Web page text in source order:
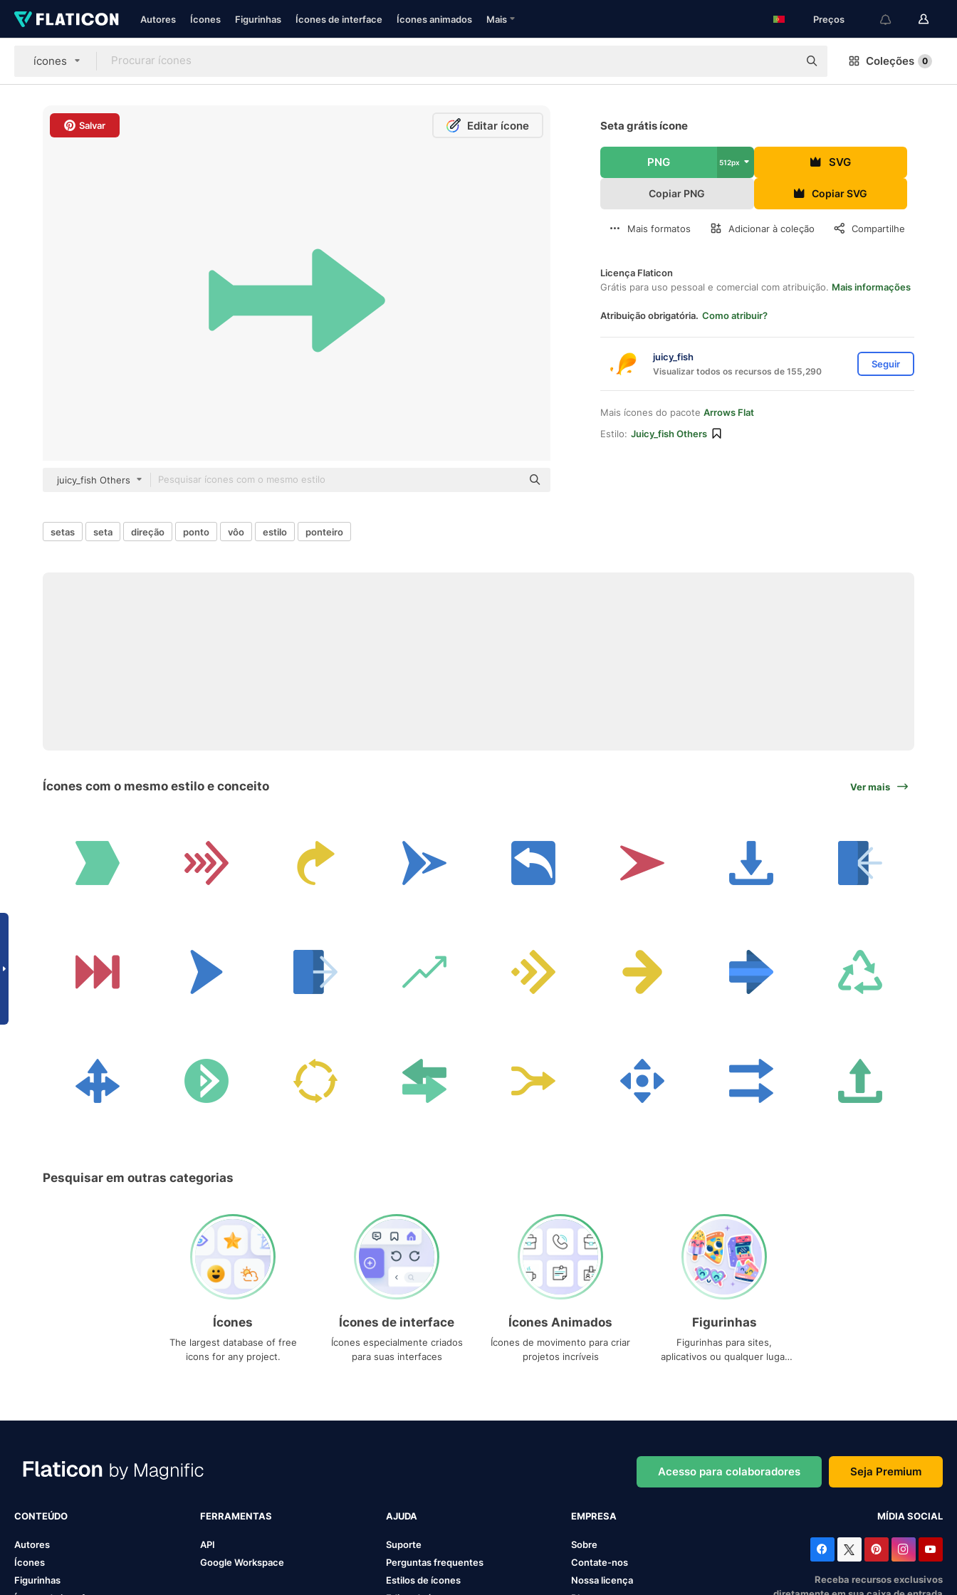
Autores Ícones Figurinhas Ícones de interface Ícones animados Mais Preços
ícones Coleções 0
Salvar Editar ícone
juicy_fish Others
Seta grátis ícone
PNG 512px SVG
Copiar PNG Copiar SVG
Mais formatos Adicionar à coleção Compartilhe
Licença Flaticon
Grátis para uso pessoal e comercial com atribuição. Mais informações
Atribuição obrigatória. Como atribuir?
juicy_fish
Visualizar todos os recursos de 155,290
Seguir
Mais ícones do pacote Arrows Flat
Estilo: Juicy_fish Others
setas seta direção ponto vôo estilo ponteiro
Ícones com o mesmo estilo e conceito Ver mais
Pesquisar em outras categorias
Ícones
The largest database of free
icons for any project.
Ícones de interface
Ícones especialmente criados
para suas interfaces
Ícones Animados
Ícones de movimento para criar
projetos incríveis
Figurinhas
Figurinhas para sites,
aplicativos ou qualquer lugar
Acesso para colaboradores Seja Premium
CONTEÚDO
Autores
Ícones
Figurinhas
FERRAMENTAS
API
Google Workspace
AJUDA
Suporte
Perguntas frequentes
Estilos de ícones
EMPRESA
Sobre
Contate-nos
Nossa licença
MÍDIA SOCIAL
Receba recursos exclusivos